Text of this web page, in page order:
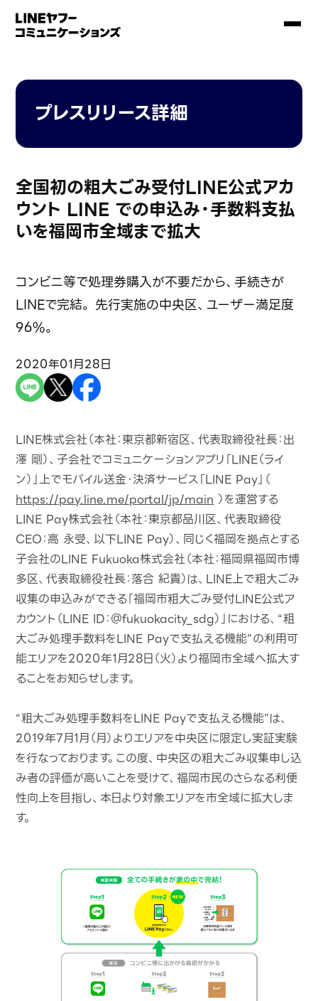
プレスリリース詳細
全国初の粗大ごみ受付LINE公式アカ
ウント LINE での申込み・手数料支払
いを福岡市全域まで拡大
コンビニ等で処理券購入が不要だから、手続きが
LINEで完結。 先行実施の中央区、ユーザー満足度
96%。
2020年01月28日
LINE株式会社（本社：東京都新宿区、代表取締役社長：出
澤 剛）、子会社でコミュニケーションアプリ「LINE（ライ
ン）」上でモバイル送金・決済サービス「LINE Pay」（
https://pay.line.me/portal/jp/main ）を運営する
LINE Pay株式会社（本社：東京都品川区、代表取締役
CEO：高 永受、以下LINE Pay）、同じく福岡を拠点とする
子会社のLINE Fukuoka株式会社（本社：福岡県福岡市博
多区、代表取締役社長：落合 紀貴）は、LINE上で粗大ごみ
収集の申込みができる「福岡市粗大ごみ受付LINE公式ア
カウント（LINE ID：＠fukuokacity_sdg）」における、“粗
大ごみ処理手数料をLINE Payで支払える機能”の利用可
能エリアを2020年1月28日（火）より福岡市全域へ拡大す
ることをお知らせします。
“粗大ごみ処理手数料をLINE Payで支払える機能”は、
2019年7月1月（月）よりエリアを中央区に限定し実証実験
を行なっております。この度、中央区の粗大ごみ収集申し込
み者の評価が高いことを受けて、福岡市民のさらなる利便
性向上を目指し、本日より対象エリアを市全域に拡大しま
す。